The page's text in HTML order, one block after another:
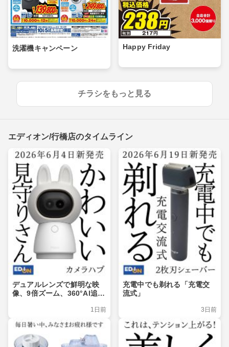
洗濯機キャンペーン Happy Friday
チラシをもっと見る
エディオン/行橋店のタイムライン
デュアルレンズで鮮明な映
像、9倍ズーム、360°Al追
1日前
充電中でも剃れる「充電交
流式」
3日前